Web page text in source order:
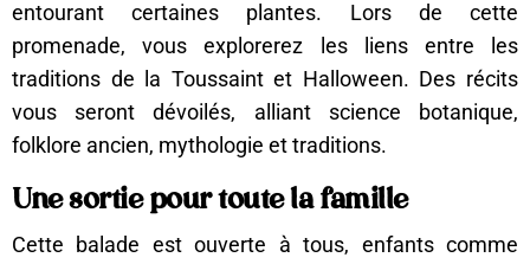
entourant certaines plantes. Lors de cette
promenade, vous explorerez les liens entre les
traditions de la Toussaint et Halloween. Des récits
vous seront dévoilés, alliant science botanique,
folklore ancien, mythologie et traditions.
Une sortie pour toute la famille
Cette balade est ouverte à tous, enfants comme